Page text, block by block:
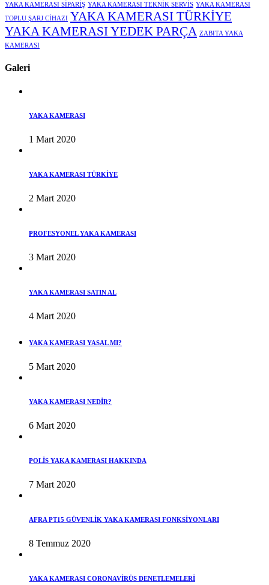
YAKA KAMERASI SİPARİŞ YAKA KAMERASI TEKNİK SERVİS YAKA KAMERASI
TOPLU ŞARJ CİHAZI YAKA KAMERASI TÜRKİYE
YAKA KAMERASI YEDEK PARÇA ZABITA YAKA
KAMERASI
Galeri
YAKA KAMERASI
1 Mart 2020
YAKA KAMERASI TÜRKİYE
2 Mart 2020
PROFESYONEL YAKA KAMERASI
3 Mart 2020
YAKA KAMERASI SATIN AL
4 Mart 2020
YAKA KAMERASI YASAL MI?
5 Mart 2020
YAKA KAMERASI NEDİR?
6 Mart 2020
POLİS YAKA KAMERASI HAKKINDA
7 Mart 2020
AFRA PT15 GÜVENLİK YAKA KAMERASI FONKSİYONLARI
8 Temmuz 2020
YAKA KAMERASI CORONAVİRÜS DENETLEMELERİ